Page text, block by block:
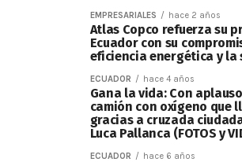
EMPRESARIALES hace 2 años
Atlas Copco refuerza su
Ecuador con su
eficiencia energética y
ECUADOR hace 4 años
Gana la vida: Con
camión con oxígeno que
gracias a cruzada
Luca Pallanca (FOTOS y
ECUADOR hace 6 años